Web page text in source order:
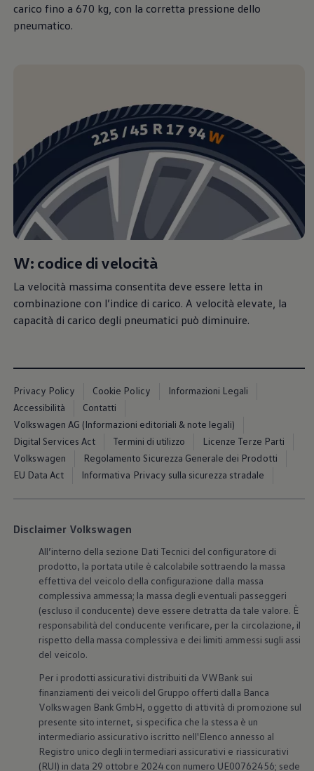
carico fino a 670 kg, con la corretta pressione dello
pneumatico.
W: codice di velocità
La velocità massima consentita deve essere letta in
combinazione con l’indice di carico. A velocità elevate, la
capacità di carico degli pneumatici può diminuire.
Privacy Policy Cookie Policy
Informazioni Legali
Accessibilità
Contatti
Volkswagen AG (Informazioni editoriali & note legali)
Digital Services Act
Termini di utilizzo
Licenze Terze Parti
Volkswagen
Regolamento Sicurezza Generale dei Prodotti
EU Data Act
Informativa Privacy sulla sicurezza stradale
Disclaimer Volkswagen
All’interno della sezione Dati Tecnici del configuratore di
prodotto, la portata utile è calcolabile sottraendo la massa
effettiva del veicolo della configurazione dalla massa
complessiva ammessa; la massa degli eventuali passeggeri
(escluso il conducente) deve essere detratta da tale valore. È
responsabilità del conducente verificare, per la circolazione, il
rispetto della massa complessiva e dei limiti ammessi sugli assi
del veicolo.
Per i prodotti assicurativi distribuiti da VWBank sui
finanziamenti dei veicoli del Gruppo offerti dalla Banca
Volkswagen Bank GmbH, oggetto di attività di promozione sul
presente sito internet, si specifica che la stessa è un
intermediario assicurativo iscritto nell'Elenco annesso al
Registro unico degli intermediari assicurativi e riassicurativi
(RUI) in data 29 ottobre 2024 con numero UE00762456; sede